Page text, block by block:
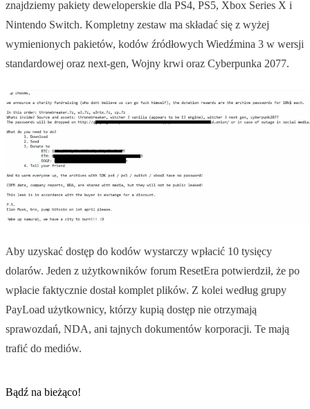
znajdziemy pakiety deweloperskie dla PS4, PS5, Xbox Series X i
Nintendo Switch. Kompletny zestaw ma składać się z wyżej
wymienionych pakietów, kodów źródłowych Wiedźmina 3 w wersji
standardowej oraz next-gen, Wojny krwi oraz Cyberpunka 2077.
Aby uzyskać dostęp do kodów wystarczy wpłacić 10 tysięcy
dolarów. Jeden z użytkowników forum ResetEra potwierdził, że po
wpłacie faktycznie dostał komplet plików. Z kolei według grupy
PayLoad użytkownicy, którzy kupią dostęp nie otrzymają
sprawozdań, NDA, ani tajnych dokumentów korporacji. Te mają
trafić do mediów.
Bądź na bieżąco!